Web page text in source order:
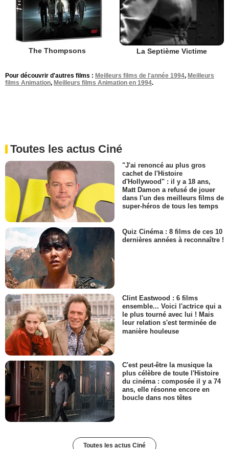
The Thompsons La Septième Victime
Pour découvrir d'autres films : Meilleurs films de l'année 1994, Meilleurs
films Animation, Meilleurs films Animation en 1994.
Toutes les actus Ciné
"J'ai renoncé au plus gros
cachet de l'Histoire
d'Hollywood" : il y a 18 ans,
Matt Damon a refusé de jouer
dans l'un des meilleurs films de
super-héros de tous les temps
Quiz Cinéma : 8 films de ces 10
dernières années à reconnaître !
Clint Eastwood : 6 films
ensemble... Voici l'actrice qui a
le plus tourné avec lui ! Mais
leur relation s'est terminée de
manière houleuse
C'est peut-être la musique la
plus célèbre de toute l'Histoire
du cinéma : composée il y a 74
ans, elle résonne encore en
boucle dans nos têtes
Toutes les actus Ciné